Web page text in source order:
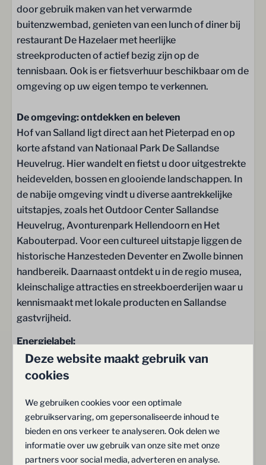
door gebruik maken van het verwarmde
buitenzwembad, genieten van een lunch of diner bij
restaurant De Hazelaer met heerlijke
streekproducten of actief bezig zijn op de
tennisbaan. Ook is er fietsverhuur beschikbaar om de
omgeving op uw eigen tempo te verkennen.
De omgeving: ontdekken en beleven
Hof van Salland ligt direct aan het Pieterpad en op
korte afstand van Nationaal Park De Sallandse
Heuvelrug. Hier wandelt en fietst u door uitgestrekte
heidevelden, bossen en glooiende landschappen. In
de nabije omgeving vindt u diverse aantrekkelijke
uitstapjes, zoals het Outdoor Center Sallandse
Heuvelrug, Avonturenpark Hellendoorn en Het
Kabouterpad. Voor een cultureel uitstapje liggen de
historische Hanzesteden Deventer en Zwolle binnen
handbereik. Daarnaast ontdekt u in de regio musea,
kleinschalige attracties en streekboerderijen waar u
kennismaakt met lokale producten en Sallandse
gastvrijheid.
Energielabel:
Vijf onweerstaanbare redenen voor
jouw droomverblijf bij Hof van
Salland
Deze website maakt gebruik van
cookies
We gebruiken cookies voor een optimale
gebruikservaring, om gepersonaliseerde inhoud te
bieden en ons verkeer te analyseren. Ook delen we
informatie over uw gebruik van onze site met onze
partners voor social media, adverteren en analyse.